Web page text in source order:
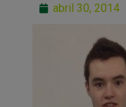
abril 30, 2014